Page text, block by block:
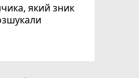
який зник